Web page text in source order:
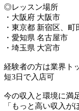
◎レッスン場所
・大阪府 大阪市
・東京都 新宿区、町
・愛知県 名古屋市
・埼玉県 大宮市
経験者の方は業界ト
短3日で入店可
今の収入と環境に満
「もっと高い収入が